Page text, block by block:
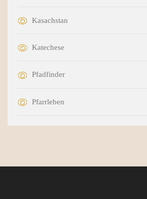
Kasachstan
Katechese
Pfadfinder
Pfarrleben